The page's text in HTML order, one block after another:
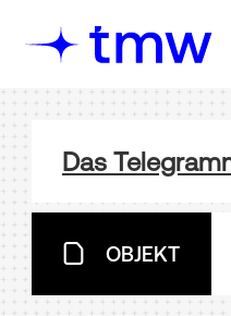
Das
OBJEKT